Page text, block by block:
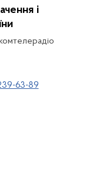
і
63-89